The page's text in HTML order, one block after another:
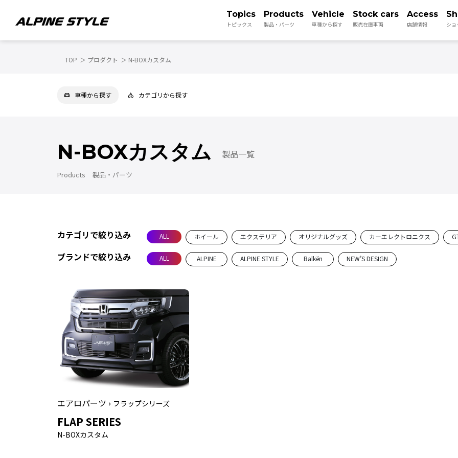
Topics
トピックス
Products
製品・パーツ
Vehicle
車種から探す
Stock cars
販売在庫車両
Access
店舗情報 シ
TOP プロダクト N-BOXカスタム
車種から探す カテゴリから探す
N-BOXカスタム 製品一覧
Products 製品・パーツ
カテゴリで絞り込み ALL ホイール エクステリア オリジナルグッズ カーエレクトロニクス
ブランドで絞り込み ALL ALPINE ALPINE STYLE Balkën NEW’S DESIGN
エアロパーツ › フラップシリーズ
FLAP SERIES
N-BOXカスタム